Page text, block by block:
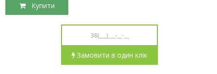
Купити
Замовити в один клік